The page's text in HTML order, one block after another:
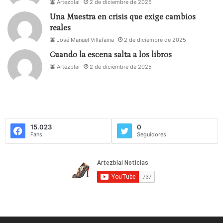
bien alimentado por las subvenciones, se queda a
mitad de camino” (ABC, 26-5-95).
Y no digamos de los golpes de pecho, hace tres
años, presumiendo en foros y medios de intelectual
de izquierdas -homenajeando a Margarita Xirgu- y,
aportado al festival), ignorando tal vez que la idea
podría suscribirla con mucho regodeo la derecha
En fin, esta tierra tiene también muchos aprendices
extremeñas en el Festival, de compañías que
Artezblai 2 de diciembre de 2025
Una Muestra en crisis que exige cambios
reales
José Manuel Villafaina 2 de diciembre de 2025
Cuando la escena salta a los libros
Artezblai 2 de diciembre de 2025
15.023
Fans
0
Seguidores